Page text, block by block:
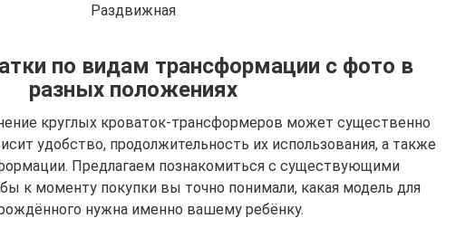
Раздвижная
по видам трансформации с фото в
разных положениях
круглых кроваток-трансформеров может существенно
удобство, продолжительность их использования, а также
Предлагаем познакомиться с существующими
к моменту покупки вы точно понимали, какая модель для
нужна именно вашему ребёнку.